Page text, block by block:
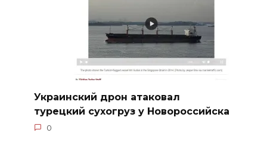
Украинский дрон атаковал
турецкий сухогруз у Новороссийска
0